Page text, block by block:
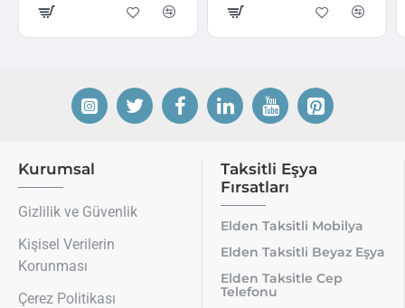
Kurumsal
Gizlilik ve Güvenlik
Kişisel Verilerin
Korunması
Çerez Politikası
Taksitli Eşya
Fırsatları
Elden Taksitli Mobilya
Elden Taksitli Beyaz Eşya
Elden Taksitle Cep
Telefonu